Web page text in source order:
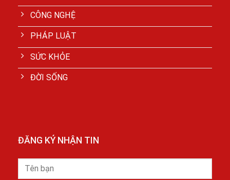
CÔNG NGHỆ
PHÁP LUẬT
SỨC KHỎE
ĐỜI SỐNG
ĐĂNG KÝ NHẬN TIN